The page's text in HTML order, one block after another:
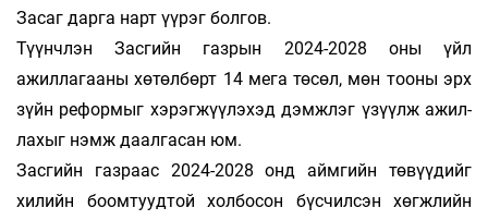
Засаг дарга нарт үүрэг болгов.
Түүнчлэн Засгийн газрын 2024-2028 оны үйл
ажиллагааны хөтөлбөрт 14 мега төсөл, мөн тооны эрх
зүйн реформыг хэ­рэг­­жүүлэхэд дэмжлэг үзүүлж ажил­
ла­хыг нэмж даалгасан юм.
Зас­гийн газраас 2024-2028 онд айм­гийн төвүүдийг
хилийн боомтуудтой хол­­босон бүсчилсэн хөгжлийн